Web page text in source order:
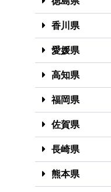
香川県
愛媛県
高知県
福岡県
佐賀県
長崎県
熊本県